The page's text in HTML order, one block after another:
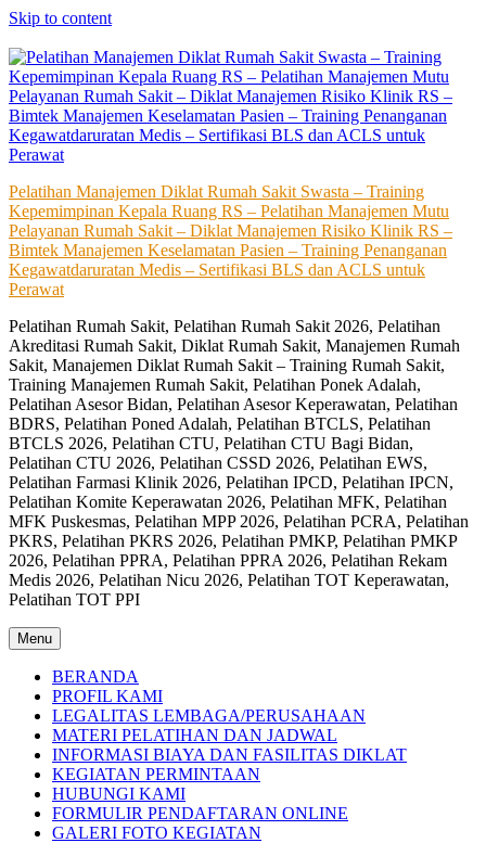
Skip to content
Pelatihan Manajemen Diklat Rumah Sakit Swasta – Training
Kepemimpinan Kepala Ruang RS – Pelatihan Manajemen Mutu
Pelayanan Rumah Sakit – Diklat Manajemen Risiko Klinik RS –
Bimtek Manajemen Keselamatan Pasien – Training Penanganan
Kegawatdaruratan Medis – Sertifikasi BLS dan ACLS untuk
Perawat
Pelatihan Rumah Sakit, Pelatihan Rumah Sakit 2026, Pelatihan
Akreditasi Rumah Sakit, Diklat Rumah Sakit, Manajemen Rumah
Sakit, Manajemen Diklat Rumah Sakit – Training Rumah Sakit,
Training Manajemen Rumah Sakit, Pelatihan Ponek Adalah,
Pelatihan Asesor Bidan, Pelatihan Asesor Keperawatan, Pelatihan
BDRS, Pelatihan Poned Adalah, Pelatihan BTCLS, Pelatihan
BTCLS 2026, Pelatihan CTU, Pelatihan CTU Bagi Bidan,
Pelatihan CTU 2026, Pelatihan CSSD 2026, Pelatihan EWS,
Pelatihan Farmasi Klinik 2026, Pelatihan IPCD, Pelatihan IPCN,
Pelatihan Komite Keperawatan 2026, Pelatihan MFK, Pelatihan
MFK Puskesmas, Pelatihan MPP 2026, Pelatihan PCRA, Pelatihan
PKRS, Pelatihan PKRS 2026, Pelatihan PMKP, Pelatihan PMKP
2026, Pelatihan PPRA, Pelatihan PPRA 2026, Pelatihan Rekam
Medis 2026, Pelatihan Nicu 2026, Pelatihan TOT Keperawatan,
Pelatihan TOT PPI
Menu
BERANDA
PROFIL KAMI
LEGALITAS LEMBAGA/PERUSAHAAN
MATERI PELATIHAN DAN JADWAL
INFORMASI BIAYA DAN FASILITAS DIKLAT
KEGIATAN PERMINTAAN
HUBUNGI KAMI
FORMULIR PENDAFTARAN ONLINE
GALERI FOTO KEGIATAN